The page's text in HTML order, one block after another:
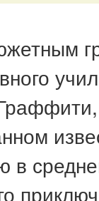
в